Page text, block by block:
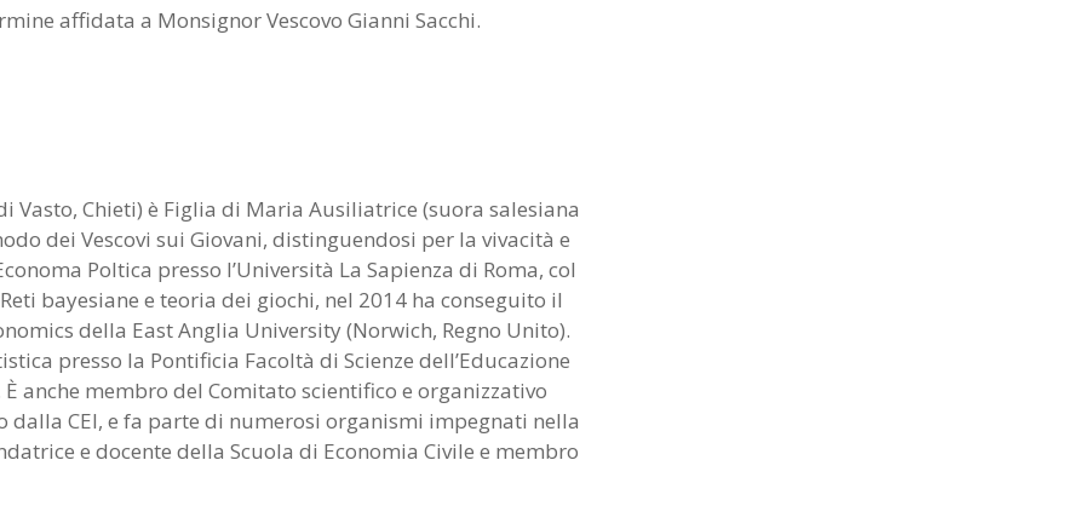
affidata a Monsignor Vescovo Gianni Sacchi.
Vasto, Chieti) è Figlia di Maria Ausiliatrice (suora salesiana
dei Vescovi sui Giovani, distinguendosi per la vivacità e
Poltica presso l’Università La Sapienza di Roma, col
bayesiane e teoria dei giochi, nel 2014 ha conseguito il
della East Anglia University (Norwich, Regno Unito).
presso la Pontificia Facoltà di Scienze dell’Educazione
anche membro del Comitato scientifico e organizzativo
dalla CEI, e fa parte di numerosi organismi impegnati nella
e docente della Scuola di Economia Civile e membro